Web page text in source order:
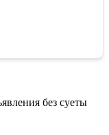
с камнем в
мельхиора. Футляр
крышка из
без суеты